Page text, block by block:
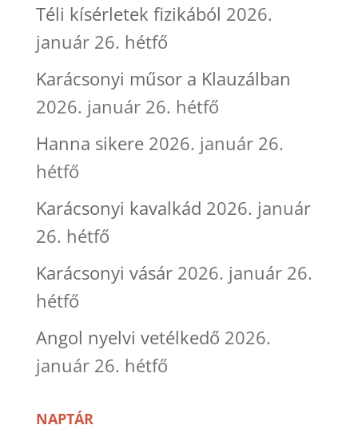
Téli kísérletek fizikából 2026.
január 26. hétfő
Karácsonyi műsor a Klauzálban
2026. január 26. hétfő
Hanna sikere 2026. január 26.
hétfő
Karácsonyi kavalkád 2026. január
26. hétfő
Karácsonyi vásár 2026. január 26.
hétfő
Angol nyelvi vetélkedő 2026.
január 26. hétfő
NAPTÁR